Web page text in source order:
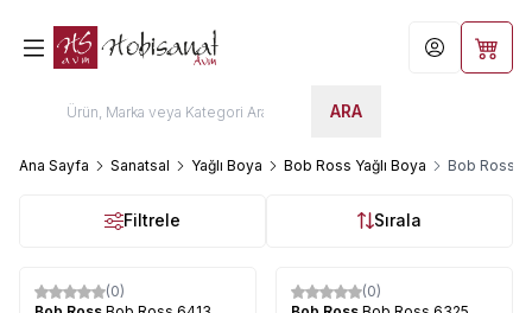
ARA
Hesabım
Ana Sayfa Sanatsal Yağlı Boya Bob Ross Yağlı Boya Bob Ross
Filtrele Sırala
%5
(0)
%5
(0)